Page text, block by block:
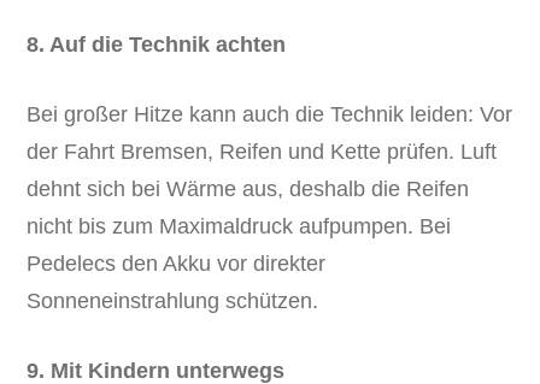
8. Auf die Technik achten
Bei großer Hitze kann auch die Technik leiden: Vor
der Fahrt Bremsen, Reifen und Kette prüfen. Luft
dehnt sich bei Wärme aus, deshalb die Reifen
nicht bis zum Maximaldruck aufpumpen. Bei
Pedelecs den Akku vor direkter
Sonneneinstrahlung schützen.
9. Mit Kindern unterwegs